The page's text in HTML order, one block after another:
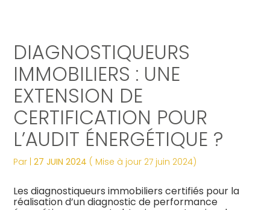
Gérer votre quotidien
Piloter votre entreprise
Développer votre entreprise
Construire votre patrimoine
Digitalisation
Comptabilité
Fiscalité
Social
Juridique
Audit
Suivre votre comptabilité
Gérer vos ressources humaines
Dématérialiser vos documents
Confiez votre secrétariat
Juridique
Les dates clés
Nos engagements
Notre équipe engagée
Nos domaines d’expertise
Nos partenaires
Les plus du cabinet
Digitalisation
La vie du cabinet
Nos offres d’emploi
Le processus de recrutement
DIAGNOSTIQUEURS
IMMOBILIERS : UNE
EXTENSION DE
CERTIFICATION POUR
L’AUDIT ÉNERGÉTIQUE ?
Par |27 JUIN 2024 ( Mise à jour 27 juin 2024)
Les diagnostiqueurs immobiliers certifiés pour la
réalisation d’un diagnostic de performance